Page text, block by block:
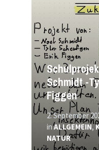
Schmidt -
Figgen
2. September
inALLGEMEIN,
NATUR